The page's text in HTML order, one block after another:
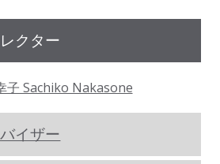
クター
子 Sachiko Nakasone
イザー